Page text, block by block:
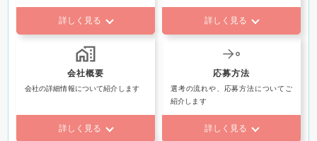
詳しく見る 詳しく見る
会社概要
会社の詳細情報について紹介します
詳しく見る
応募方法
選考の流れや、応募方法についてご
紹介します
詳しく見る